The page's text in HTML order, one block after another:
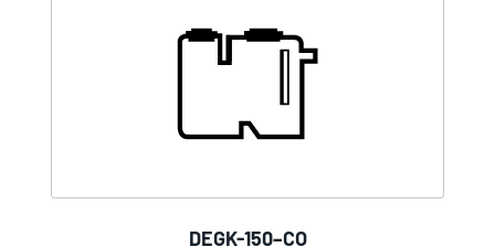
DEGK-150–CO